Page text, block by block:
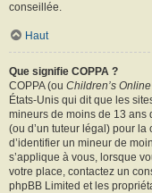
conseillée.
Haut
Que signifie COPPA ?
COPPA (ou Children’s
États-Unis qui dit que les
mineurs de moins de 13 ans
(ou d’un tuteur légal) pour
d’identifier un mineur de
s’applique à vous, lorsque
votre place, contactez un
phpBB Limited et les